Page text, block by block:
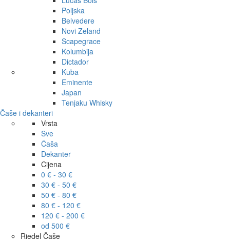
Poljska
Belvedere
Novi Zeland
Scapegrace
Kolumbija
Dictador
Kuba
Eminente
Japan
Tenjaku Whisky
Čaše i dekanteri
Vrsta
Sve
Čaša
Dekanter
Cijena
0 € - 30 €
30 € - 50 €
50 € - 80 €
80 € - 120 €
120 € - 200 €
od 500 €
Riedel Čaše